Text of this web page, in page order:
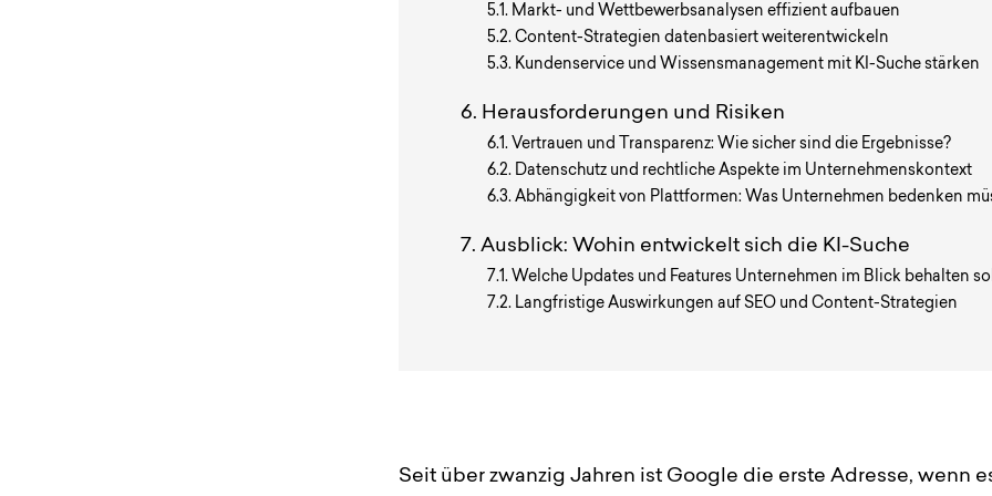
Markt- und Wettbewerbsanalysen effizient aufbauen
Content-Strategien datenbasiert weiterentwickeln
Kundenservice und Wissensmanagement mit KI-Suche stärken
Herausforderungen und Risiken
Vertrauen und Transparenz: Wie sicher sind die Ergebnisse?
Datenschutz und rechtliche Aspekte im Unternehmenskontext
Abhängigkeit von Plattformen: Was Unternehmen bedenken
Ausblick: Wohin entwickelt sich die KI-Suche
Welche Updates und Features Unternehmen im Blick behalten
Langfristige Auswirkungen auf SEO und Content-Strategien
Seit über zwanzig Jahren ist Google die erste Adresse, wenn